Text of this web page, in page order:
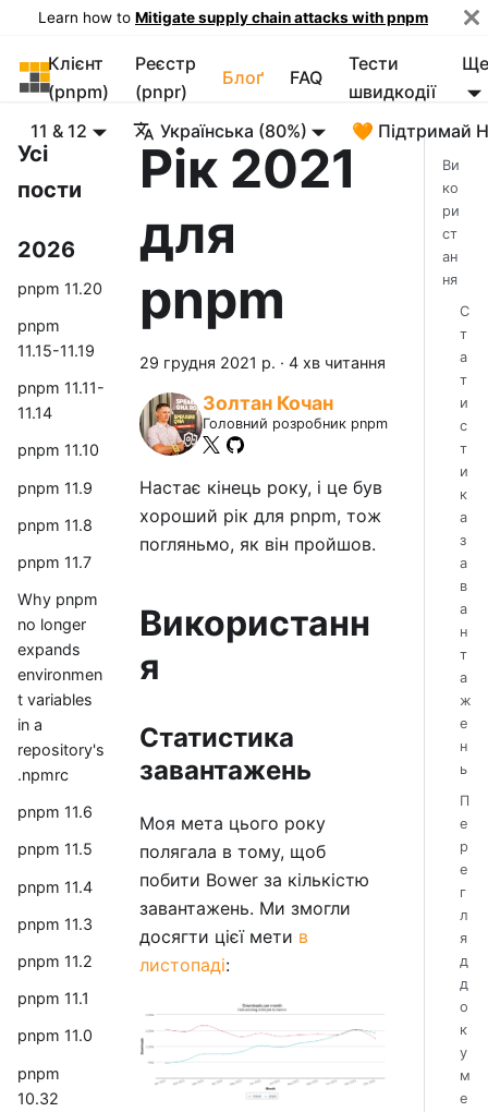
Learn how to Mitigate supply chain attacks with pnpm
pnpm
Клієнт
(pnpm)
Реєстр
(pnpr)
Блоґ FAQ
Тести
швидкодії
Ще
11 & 12 Українська (80%) 🧡 Підтримай
Усі
пости
2026
pnpm 11.20
pnpm
11.15-11.19
pnpm 11.11-
11.14
pnpm 11.10
pnpm 11.9
pnpm 11.8
pnpm 11.7
Why pnpm
no longer
expands
environmen
t variables
in a
repository's
.npmrc
pnpm 11.6
pnpm 11.5
pnpm 11.4
pnpm 11.3
pnpm 11.2
pnpm 11.1
pnpm 11.0
pnpm
10.32
Рік 2021
для
pnpm
29 грудня 2021 р. · 4 хв читання
Золтан Кочан
Головний розробник pnpm
Настає кінець року, і це був
хороший рік для pnpm, тож
погляньмо, як він пройшов.
Використанн
я
Статистика
завантажень
Моя мета цього року
полягала в тому, щоб
побити Bower за кількістю
завантажень. Ми змогли
досягти цієї мети в
листопаді:
Ви
ко
ри
ст
ан
ня
С
т
а
т
и
с
т
и
к
а
з
а
в
а
н
т
а
ж
е
н
ь
П
е
р
е
г
л
я
д
д
о
к
у
м
е